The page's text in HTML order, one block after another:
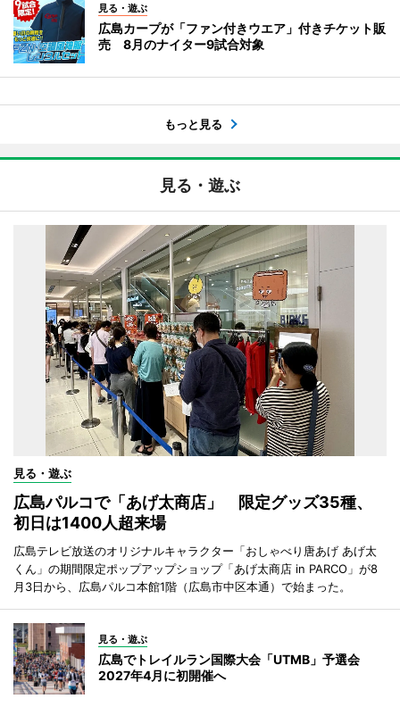
見る・遊ぶ
広島カープが「ファン付きウエア」付きチケット販
売 8月のナイター9試合対象
もっと見る
見る・遊ぶ
見る・遊ぶ
広島パルコで「あげ太商店」 限定グッズ35種、
初日は1400人超来場
広島テレビ放送のオリジナルキャラクター「おしゃべり唐あげ あげ太
くん」の期間限定ポップアップショップ「あげ太商店 in PARCO」が8
月3日から、広島パルコ本館1階（広島市中区本通）で始まった。
見る・遊ぶ
広島でトレイルラン国際大会「UTMB」予選会
2027年4月に初開催へ